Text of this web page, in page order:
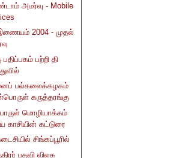
அமர்வு - Mobile
2004 - முதல்
பதிப்பகம் பற்றி தி
பல்கலைக்கழகம்
கருத்தரங்கு
மொழியாக்கம்
காசியின் கட்டுரை
சிங்கப்பூரில்
பதவி விலக